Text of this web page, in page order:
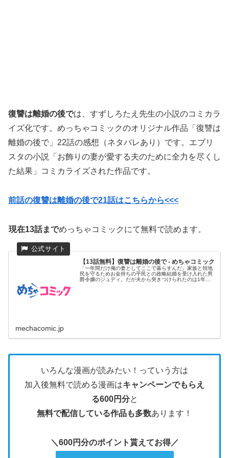
復讐は離婚の後では、すずしろたえ先生の小説のコミカラ
イズ化です。めっちゃコミックのオリジナル作品「復讐は
離婚の後で」22話の感想（ネタバレあり）です。エブリ
スタの小説「お飾りの妻が愛する夫のために全力を尽くし
た結果」コミカライズされた作品です。
前話の復讐は離婚の後で21話はこちらから<<<
現在13話までめっちゃコミックにて無料で読めます。
【13話無料】復讐は離婚の後で - めちゃコミック
「一年間だけ俺の妻としてここで暮らすんだ」家族と領地
民を守るためお金持ちの平民との政略結婚を受け入れた男
爵令嬢のジュディ。だが夫から突きつけられたのは1年後
mechacomic.jp
いろんな漫画が読みたい！っていう方は
加入後無料で読める漫画はキャンペーンでもらえ
る600円分と
無料で配信している作品も多数あります！
＼600円分のポイント貰えてお得／